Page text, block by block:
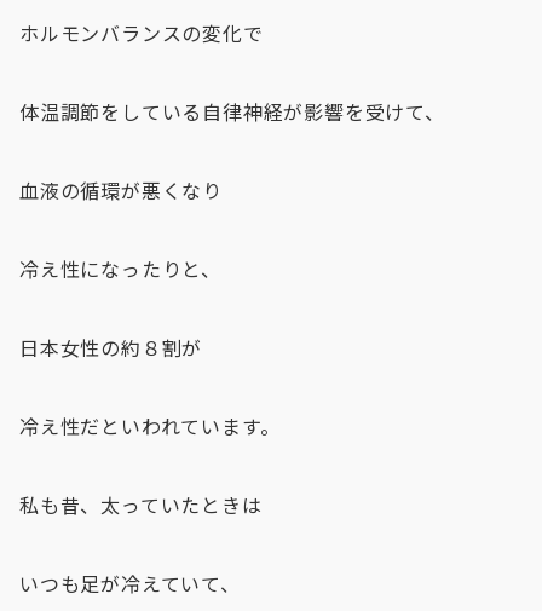
ホルモンバランスの変化で
体温調節をしている自律神経が影響を受けて、
血液の循環が悪くなり
冷え性になったりと、
日本女性の約８割が
冷え性だといわれています。
私も昔、太っていたときは
いつも足が冷えていて、